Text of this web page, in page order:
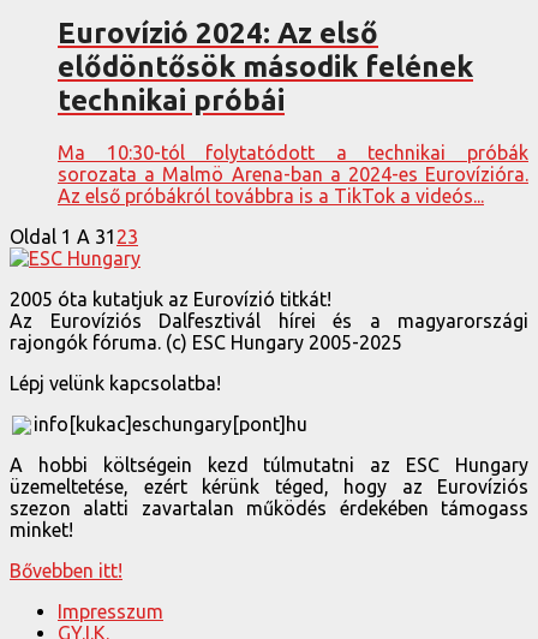
Eurovízió 2024: Az első
elődöntősök második felének
technikai próbái
Ma 10:30-tól folytatódott a technikai próbák
sorozata a Malmö Arena-ban a 2024-es Eurovízióra.
Az első próbákról továbbra is a TikTok a videós...
Oldal 1 A 31 23
2005 óta kutatjuk az Eurovízió titkát!
Az Eurovíziós Dalfesztivál hírei és a magyarországi
rajongók fóruma. (c) ESC Hungary 2005-2025
Lépj velünk kapcsolatba!
info[kukac]eschungary[pont]hu
A hobbi költségein kezd túlmutatni az ESC Hungary
üzemeltetése, ezért kérünk téged, hogy az Eurovíziós
szezon alatti zavartalan működés érdekében támogass
minket!
Bővebben itt!
Impresszum
GY.I.K.